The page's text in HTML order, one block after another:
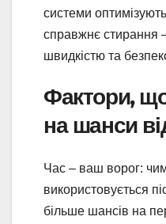
системи
справжнє стирання
швидкістю та
Фактори,
на шанси
Час – ваш ворог:
використовується
більше шансів на